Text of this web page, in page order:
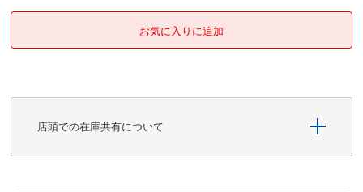
店頭での在庫共有について